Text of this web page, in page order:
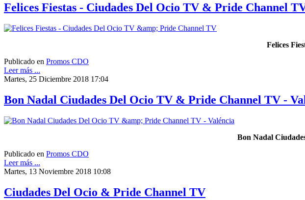
Felices Fiestas - Ciudades Del Ocio TV & Pride Channel
Felices
Publicado en Promos CDO
Leer más ...
Martes, 25 Diciembre 2018 17:04
Bon Nadal Ciudades Del Ocio TV & Pride Channel TV -
Bon Nadal
Publicado en Promos CDO
Leer más ...
Martes, 13 Noviembre 2018 10:08
Ciudades Del Ocio & Pride Channel TV